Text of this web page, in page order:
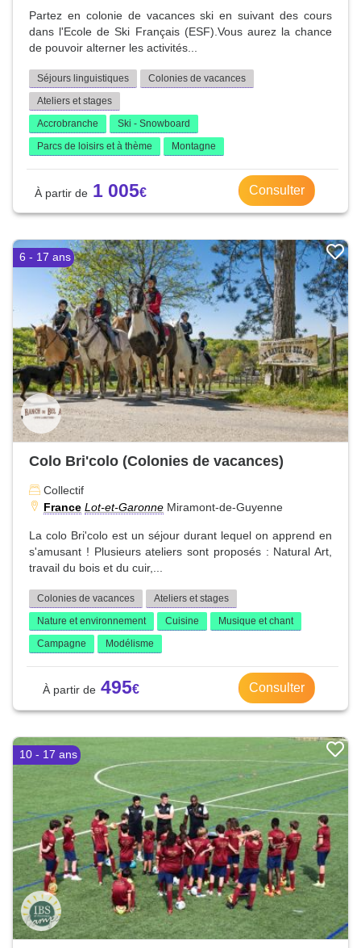
Partez en colonie de vacances ski en suivant des cours
dans l'Ecole de Ski Français (ESF).Vous aurez la chance
de pouvoir alterner les activités...
Séjours linguistiques
Colonies de vacances
Ateliers et stages
Accrobranche
Ski - Snowboard
Parcs de loisirs et à thème
Montagne
1 005 Consulter
6 - 17 ans
Colo Bri'colo (Colonies de vacances)
Collectif
France Lot-et-Garonne Miramont-de-Guyenne
La colo Bri'colo est un séjour durant lequel on apprend en
s'amusant ! Plusieurs ateliers sont proposés : Natural Art,
travail du bois et du cuir,...
Colonies de vacances
Ateliers et stages
Nature et environnement
Cuisine
Musique et chant
Campagne
Modélisme
495 Consulter
10 - 17 ans